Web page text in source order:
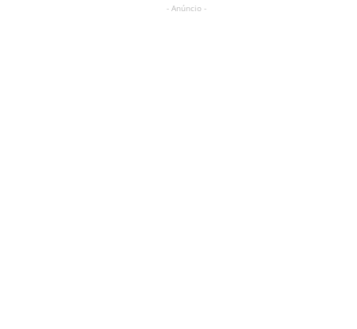
- Anúncio -